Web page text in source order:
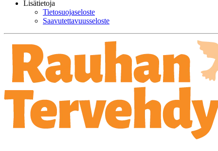
Lisätietoja
Tietosuojaseloste
Saavutettavuusseloste